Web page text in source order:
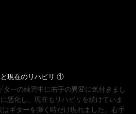
と現在のリハビリ ①
ーの練習中に右手の異変に気付きまし
悪化し、現在もリハビリを続けていま
ギターを弾く時だけ現れました。右手